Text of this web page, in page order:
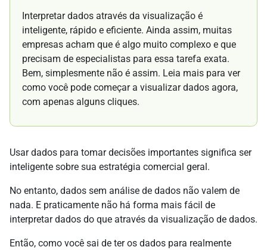
Interpretar dados através da visualização é
inteligente, rápido e eficiente. Ainda assim, muitas
empresas acham que é algo muito complexo e que
precisam de especialistas para essa tarefa exata.
Bem, simplesmente não é assim. Leia mais para ver
como você pode começar a visualizar dados agora,
com apenas alguns cliques.
Usar dados para tomar decisões importantes significa ser
inteligente sobre sua estratégia comercial geral.
No entanto, dados sem análise de dados não valem de
nada. E praticamente não há forma mais fácil de
interpretar dados do que através da visualização de dados.
Então, como você sai de ter os dados para realmente